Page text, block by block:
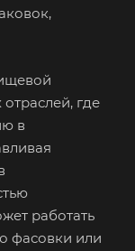
где
в
работать
фасовки или